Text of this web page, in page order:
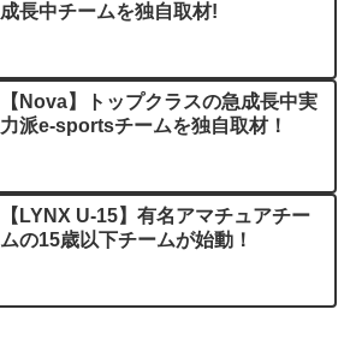
成長中チームを独自取材!
【Nova】トップクラスの急成長中実
力派e-sportsチームを独自取材！
【LYNX U-15】有名アマチュアチー
ムの15歳以下チームが始動！